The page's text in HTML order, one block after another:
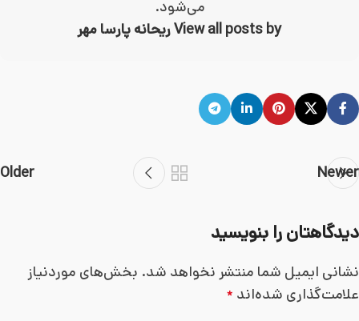
می‌شود.
View all posts by ریحانه پارسا مهر
Newer
Older
دیدگاهتان را بنویسید
نشانی ایمیل شما منتشر نخواهد شد. بخش‌های موردنیاز
علامت‌گذاری شده‌اند *